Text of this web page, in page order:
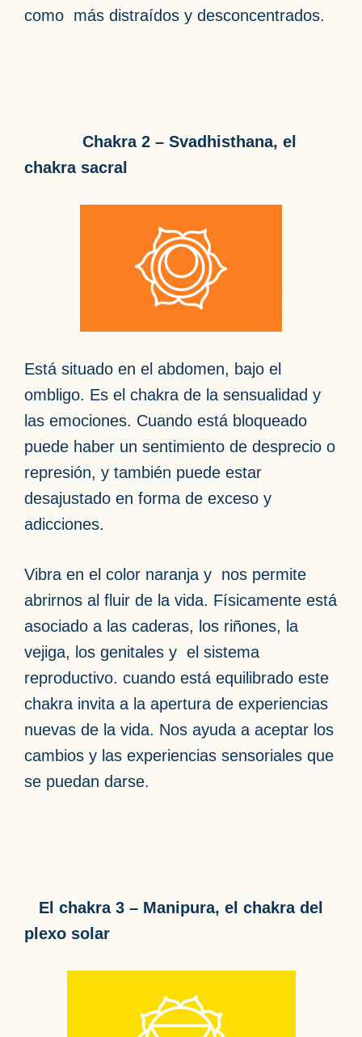
como más distraídos y desconcentrados.
Chakra 2 – Svadhisthana, el
chakra sacral
Está situado en el abdomen, bajo el
ombligo. Es el chakra de la sensualidad y
las emociones. Cuando está bloqueado
puede haber un sentimiento de desprecio o
represión, y también puede estar
desajustado en forma de exceso y
adicciones.
Vibra en el color naranja y nos permite
abrirnos al fluir de la vida. Físicamente está
asociado a las caderas, los riñones, la
vejiga, los genitales y el sistema
reproductivo. cuando está equilibrado este
chakra invita a la apertura de experiencias
nuevas de la vida. Nos ayuda a aceptar los
cambios y las experiencias sensoriales que
se puedan darse.
El chakra 3 – Manipura, el chakra del
plexo solar